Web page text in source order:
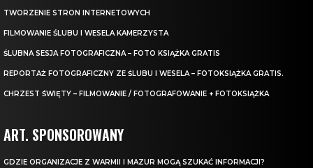
TWORZENIE STRON INTERNETOWYCH
FILMOWANIE ŚLUBU I WESELA KAMERZYSTA
ŚLUBNA SESJA FOTOGRAFICZNA – FOTO KSIĄŻKA GRATIS
REPORTAŻ FOTOGRAFICZNY ZE ŚLUBU I WESELA – FOTOKSIĄŻKA GRATIS.
CHRZEST ŚWIĘTY – FILMOWANIE / FOTOGRAFOWANIE + FOTOKSIĄŻKA
ART. SPONSOROWANY
GDZIE ORGANIZACJE Z WARMII I MAZUR MOGĄ SZUKAĆ INFORMACJI?